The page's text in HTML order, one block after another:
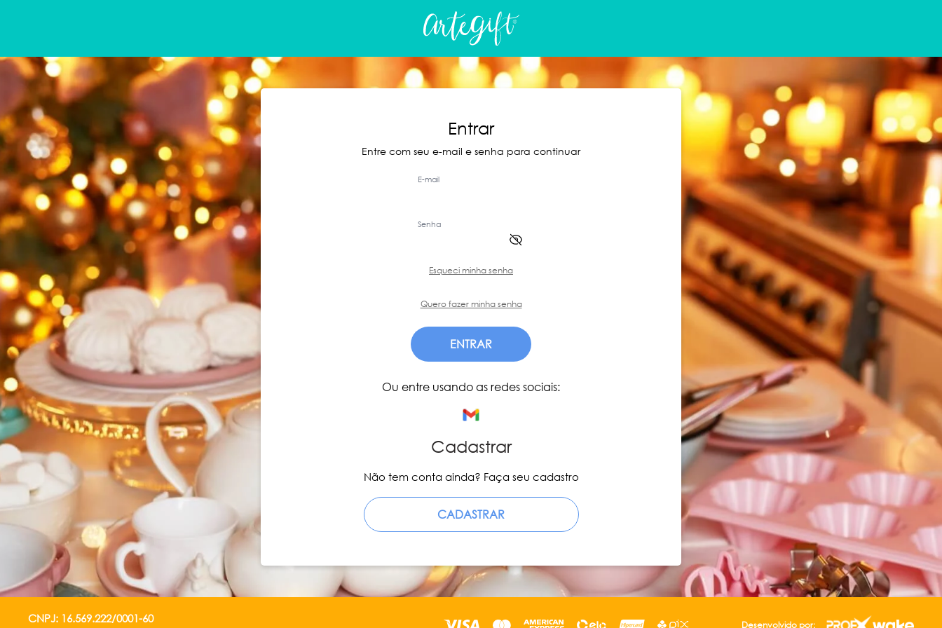
Entrar
Entre com seu e-mail e senha para continuar
E-mail
Senha
Esqueci minha senha
Quero fazer minha senha
ENTRAR
Ou entre usando as redes sociais:
Cadastrar
Não tem conta ainda? Faça seu cadastro
CADASTRAR
CNPJ: 16.569.222/0001-60
Desenvolvido por: